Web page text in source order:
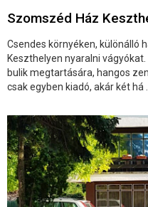
Szomszéd Ház
Csendes környéken, különálló
Keszthelyen nyaralni
bulik megtartására, hangos
csak egyben kiadó, akár két há ...